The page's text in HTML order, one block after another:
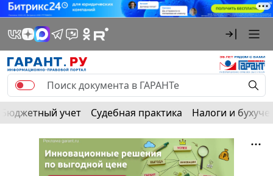
Бюджетный учет Судебная практика Налоги и